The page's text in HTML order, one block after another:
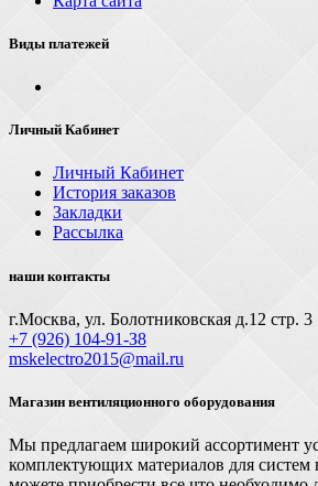
Виды платежей
Личный Кабинет
Личный Кабинет
История заказов
Закладки
Рассылка
наши контакты
г.Москва, ул. Болотниковская д.12 стр. 3
+7 (926) 104-91-З8
mskelectro2015@mail.ru
Магазин вентиляционного оборудования
Мы предлагаем широкий ассортимент
комплектующих материалов для